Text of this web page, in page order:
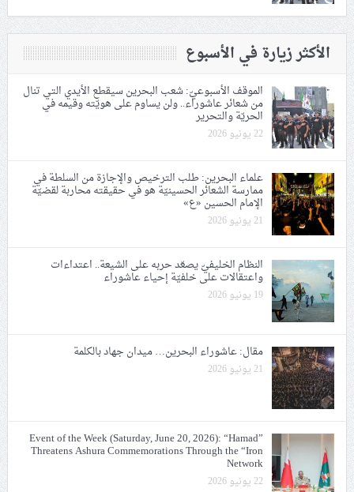
الأكثر زيارة في الأسبوع
الموقف الأسبوعيّ: شعب البحرين سيقطع الأيدي التي تنال
من شعائر عاشوراء.. ولن يساوم على هويّته وقيمه في
الحريّة والتحرير
22 يونيو 2026
علماء البحرين: طلب الترخيص والإجازة من السلطة في
ممارسة الشعائر الحسينيّة هو في حقيقته محاربة لقضيّة
الإمام الحسين «ع»
21 يونيو 2026
النظام الخليفيّ يصعّد حربه على الشيعة.. اعتداءات
واعتقالات على خلفيّة إحياء عاشوراء
19 يونيو 2026
مقال: عاشوراء البحرين… ميدان جهاد بالكلمة
21 يونيو 2026
Event of the Week (Saturday, June 20, 2026): “Hamad”
Threatens Ashura Commemorations Through the “Iron
Network
22 يونيو 2026